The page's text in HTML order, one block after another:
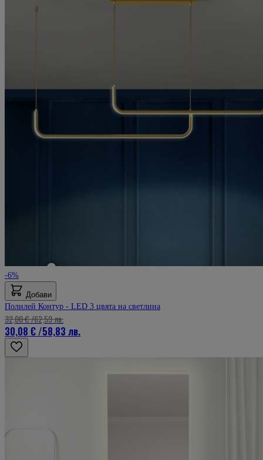
-6%
Добави
Полилей Контур - LED 3 цвята на светлина
30,08 €/58,83 лв.
32,00 €/62,59 лв.